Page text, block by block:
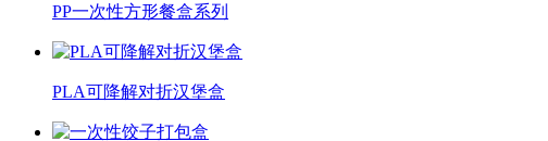
PP一次性方形餐盒系列
PLA可降解对折汉堡盒